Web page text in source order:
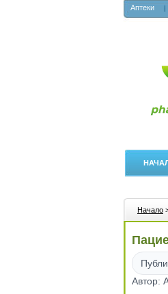
Аптеки
Начало
Автор: